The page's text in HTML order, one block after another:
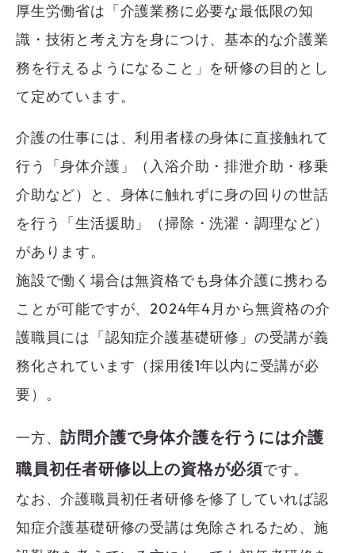
厚生労働省は「介護業務に必要な最低限の知
識・技術と考え方を身につけ、基本的な介護業
務を行えるようになること」を研修の目的とし
て定めています。
介護の仕事には、利用者様の身体に直接触れて
行う「身体介護」（入浴介助・排泄介助・移乗
介助など）と、身体に触れずに身の回りの世話
を行う「生活援助」（掃除・洗濯・調理など）
があります。
施設で働く場合は無資格でも身体介護に携わる
ことが可能ですが、2024年4月から無資格の介
護職員には「認知症介護基礎研修」の受講が義
務化されています（採用後1年以内に受講が必
要）。
一方、訪問介護で身体介護を行うには介護
職員初任者研修以上の資格が必須です。
なお、介護職員初任者研修を修了していれば認
知症介護基礎研修の受講は免除されるため、施